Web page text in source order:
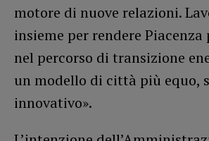
motore di nuove relazioni.
insieme per rendere
nel percorso di transizione
un modello di città più equo,
innovativo».